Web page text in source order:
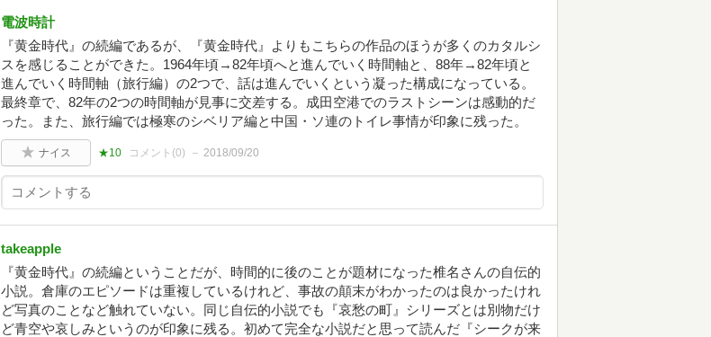
電波時計
『黄金時代』の続編であるが、『黄金時代』よりもこちらの作品のほうが多くのカタルシ
スを感じることができた。1964年頃→82年頃へと進んでいく時間軸と、88年→82年頃と
進んでいく時間軸（旅行編）の2つで、話は進んでいくという凝った構成になっている。
最終章で、82年の2つの時間軸が見事に交差する。成田空港でのラストシーンは感動的だ
った。また、旅行編では極寒のシベリア編と中国・ソ連のトイレ事情が印象に残った。
ナイス ★10 コメント(0) 2018/09/20
takeapple
『黄金時代』の続編ということだが、時間的に後のことが題材になった椎名さんの自伝的
小説。倉庫のエピソードは重複しているけれど、事故の顛末がわかったのは良かったけれ
ど写真のことなど触れていない。同じ自伝的小説でも『哀愁の町』シリーズとは別物だけ
ど青空や哀しみというのが印象に残る。初めて完全な小説だと思って読んだ『シークが来